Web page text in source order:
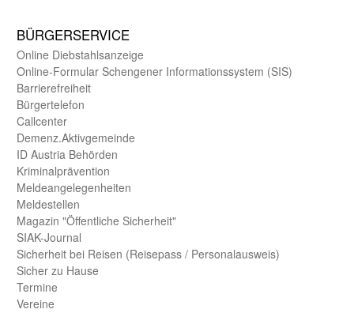
BÜRGER­SERVICE
Online Diebstahls­anzeige
Online-Formular Schengener Informationssystem (SIS)
Barriere­freiheit
Bürger­telefon
Call­center
Demenz.Aktiv­gemeinde
ID Austria Behörden
Kriminal­prävention
Melde­an­ge­le­gen­heiten
Meld­estellen
Magazin "Öffentliche Sicherheit"
SIAK-Journal
Sicherheit bei Reisen (Reise­pass / Personal­ausweis)
Sicher zu Hause
Termine
Vereine